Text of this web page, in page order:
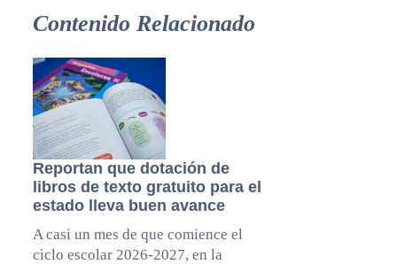
Contenido Relacionado
Reportan que dotación de
libros de texto gratuito para el
estado lleva buen avance
A casi un mes de que comience el
ciclo escolar 2026-2027, en la